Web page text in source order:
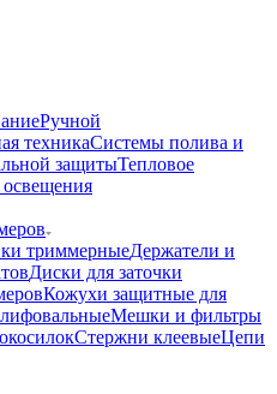
Ручной
техникаСистемы полива и
защитыТепловое
триммерныеДержатели и
Диски для заточки
Кожухи защитные для
Мешки и фильтры
Стержни клеевыеЦепи